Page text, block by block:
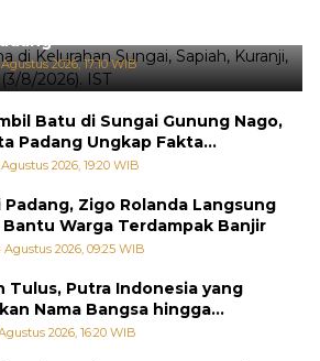
15 Titik Banjir Terdeteksi di
2026, 17:10 WIB
Batu di Sungai Gunung Nago,
Padang Ungkap Fakta
2026, 19:20 WIB
Padang, Zigo Rolanda Langsung
Warga Terdampak Banjir
Agustus 2026, 09:25 WIB
Tulus, Putra Indonesia yang
Nama Bangsa hingga
dalam Buku Jepang
2026, 16:20 WIB